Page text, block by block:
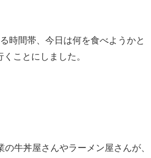
時間帯、今日は何を食べようかと
ことにしました。
牛丼屋さんやラーメン屋さんが、